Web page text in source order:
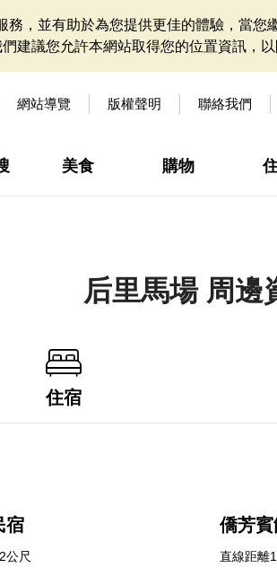
，並有助於為您提供更佳的體驗，當您
建議您允許本網站取得您的位置資訊，以
網站導覽 版權聲明 聯絡我們
美食 購物
后里馬場 周邊
住宿
宿
公尺
僑芳賓
直線距離